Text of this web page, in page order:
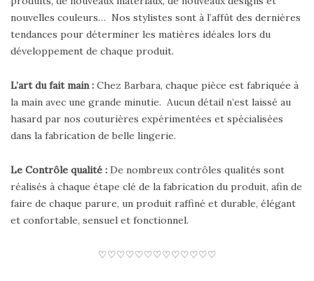
nouvelles couleurs… Nos stylistes sont à l’affût des dernières
tendances pour déterminer les matières idéales lors du
développement de chaque produit.
L’art du fait main : Chez Barbara, chaque pièce est fabriquée à
la main avec une grande minutie. Aucun détail n’est laissé au
hasard par nos couturières expérimentées et spécialisées
dans la fabrication de belle lingerie.
Le Contrôle qualité : De nombreux contrôles qualités sont
réalisés à chaque étape clé de la fabrication du produit, afin de
faire de chaque parure, un produit raffiné et durable, élégant
et confortable, sensuel et fonctionnel.
♡♡♡♡♡♡♡♡♡♡♡♡♡